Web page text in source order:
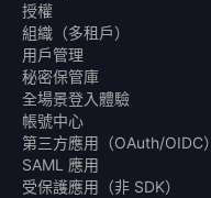
授權
組織（多租戶）
用戶管理
秘密保管庫
全場景登入體驗
帳號中心
第三方應用（OAuth/OIDC）
SAML 應用
受保護應用（非 SDK）